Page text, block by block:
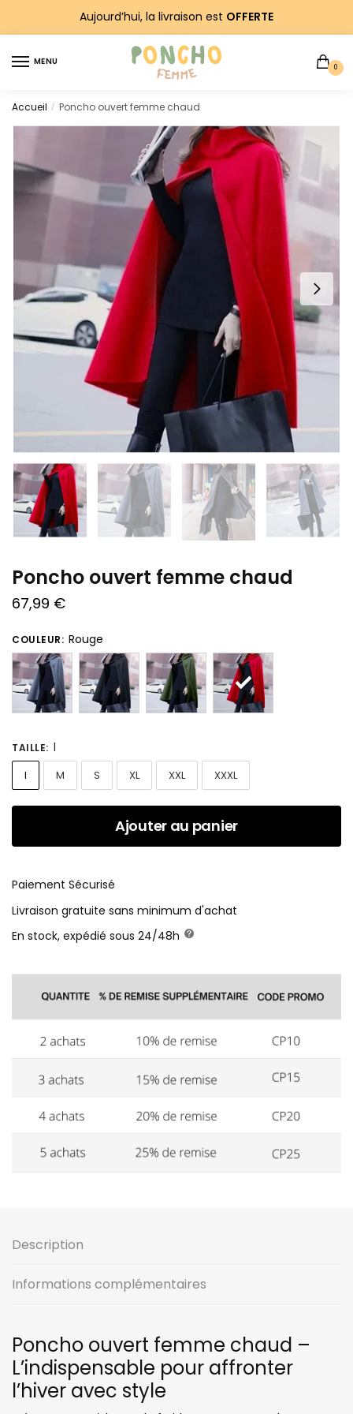
navigation
Aujourd’hui, la livraison est OFFERTE
MENU
0
Accueil / Poncho ouvert femme chaud
Poncho ouvert femme chaud
67,99 €
COULEUR: Rouge
TAILLE: l
l M S XL XXL XXXL
Ajouter au panier
Paiement Sécurisé
Livraison gratuite sans minimum d'achat
En stock, expédié sous 24/48h
Description
Informations complémentaires
Poncho ouvert femme chaud –
L’indispensable pour affronter
l’hiver avec style